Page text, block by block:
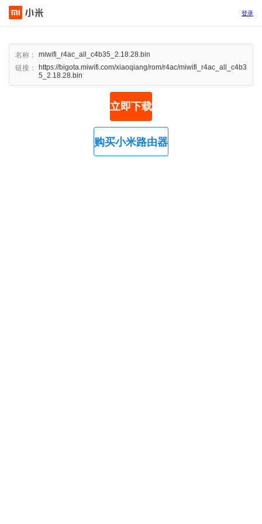
登录
名称：
miwifi_r4ac_all_c4b35_2.18.28.bin
链接：
https://bigota.miwifi.com/xiaoqiang/rom/r4ac/miwifi_r4ac_all_c4b3
5_2.18.28.bin
立即下载
购买小米路由器